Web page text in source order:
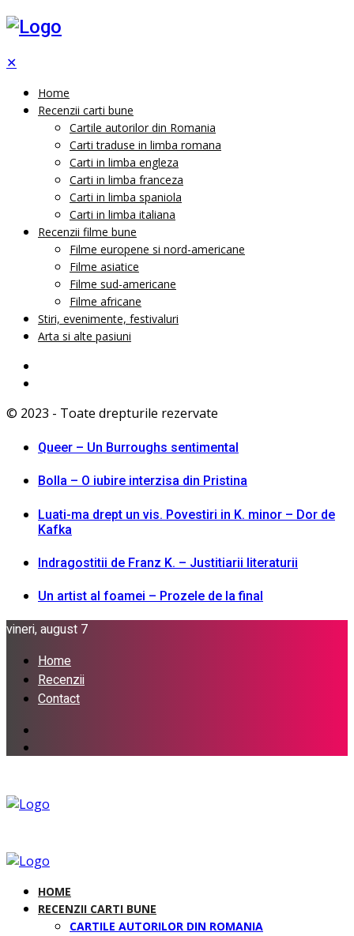
✕
Home
Recenzii carti bune
Cartile autorilor din Romania
Carti traduse in limba romana
Carti in limba engleza
Carti in limba franceza
Carti in limba spaniola
Carti in limba italiana
Recenzii filme bune
Filme europene si nord-americane
Filme asiatice
Filme sud-americane
Filme africane
Stiri, evenimente, festivaluri
Arta si alte pasiuni
© 2023 - Toate drepturile rezervate
Queer – Un Burroughs sentimental
Bolla – O iubire interzisa din Pristina
Luati-ma drept un vis. Povestiri in K. minor – Dor de
Kafka
Indragostitii de Franz K. – Justitiarii literaturii
Un artist al foamei – Prozele de la final
vineri, august 7
Home
Recenzii
Contact
HOME
RECENZII CARTI BUNE
CARTILE AUTORILOR DIN ROMANIA